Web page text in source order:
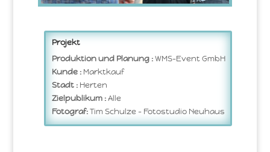
Projekt
Produktion und Planung :WMS-Event GmbH
Kunde :Marktkauf
Stadt :Herten
Zielpublikum :Alle
Fotograf:Tim Schulze – Fotostudio Neuhaus